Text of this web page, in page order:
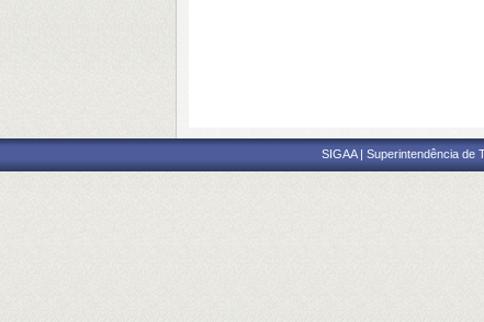
SIGAA | Superintendência de